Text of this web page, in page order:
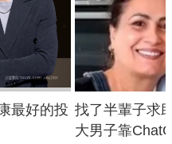
最好的投 找了半輩子求
大男子靠